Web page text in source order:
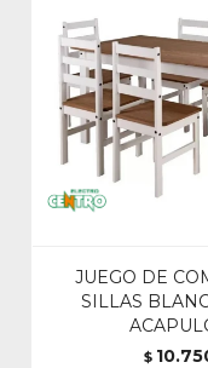
JUEGO DE
SILLAS
$